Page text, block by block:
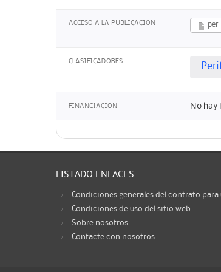
ACCESO A LA PUBLICACION
CLASIFICADORES
FINANCIACION No hay
LISTADO ENLACES
Condiciones generales del contrato para
Condiciones de uso del sitio web
Sobre nosotros
Contacte con nosotros